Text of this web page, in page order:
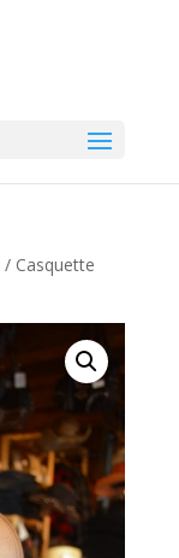
/ Casquette